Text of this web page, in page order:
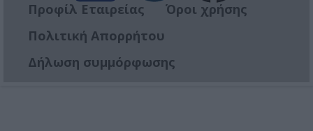
Προφίλ Εταιρείας
Όροι χρήσης
Πολιτική Απορρήτου
Δήλωση συμμόρφωσης